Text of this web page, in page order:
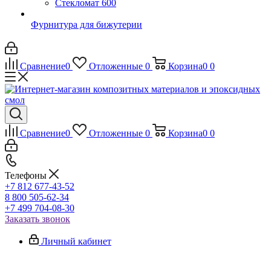
Стекломат 600
Фурнитура для бижутерии
Сравнение0 Отложенные 0 Корзина0 0
Сравнение0 Отложенные 0 Корзина0 0
Телефоны
+7 812 677-43-52
8 800 505-62-34
+7 499 704-08-30
Заказать звонок
Личный кабинет